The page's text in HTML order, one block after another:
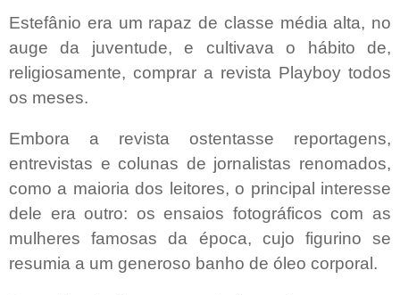
Estefânio era um rapaz de classe média alta, no
auge da juventude, e cultivava o hábito de,
religiosamente, comprar a revista Playboy todos
os meses.
Embora a revista ostentasse reportagens,
entrevistas e colunas de jornalistas renomados,
como a maioria dos leitores, o principal interesse
dele era outro: os ensaios fotográficos com as
mulheres famosas da época, cujo figurino se
resumia a um generoso banho de óleo corporal.